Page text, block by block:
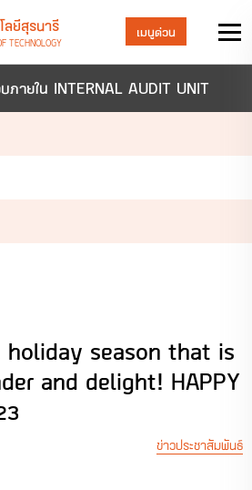
ลยีสุรนารี
TECHNOLOGY
เมนูด่วน
ภายใน INTERNAL AUDIT UNIT
holiday season that is
and delight! HAPPY
ข่าวประชาสัมพันธ์